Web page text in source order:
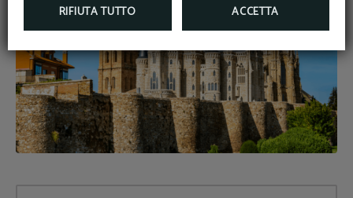
RIFIUTA TUTTO ACCETTA